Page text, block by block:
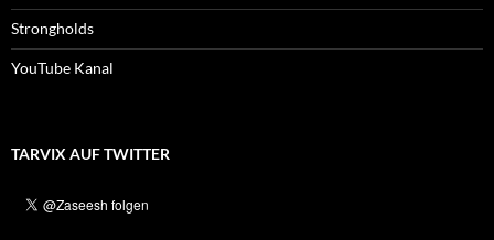
Strongholds
YouTube Kanal
TARVIX AUF TWITTER